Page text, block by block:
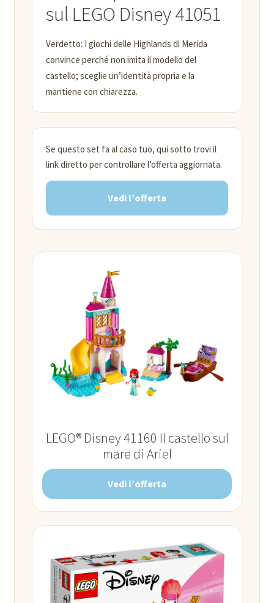
sul LEGO Disney 41051
Verdetto: I giochi delle Highlands di Merida
convince perché non imita il modello del
castello; sceglie un’identità propria e la
mantiene con chiarezza.
Se questo set fa al caso tuo, qui sotto trovi il
link diretto per controllare l’offerta aggiornata.
Vedi l’offerta
LEGO® Disney 41160 Il castello sul
mare di Ariel
Vedi l’offerta